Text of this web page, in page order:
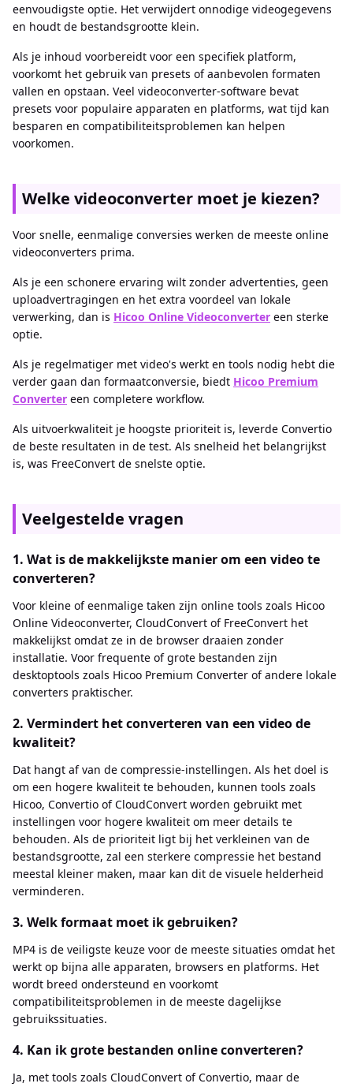
eenvoudigste optie. Het verwijdert onnodige videogegevens
en houdt de bestandsgrootte klein.
Als je inhoud voorbereidt voor een specifiek platform,
voorkomt het gebruik van presets of aanbevolen formaten
vallen en opstaan. Veel videoconverter-software bevat
presets voor populaire apparaten en platforms, wat tijd kan
besparen en compatibiliteitsproblemen kan helpen
voorkomen.
Welke videoconverter moet je kiezen?
Voor snelle, eenmalige conversies werken de meeste online
videoconverters prima.
Als je een schonere ervaring wilt zonder advertenties, geen
uploadvertragingen en het extra voordeel van lokale
verwerking, dan is Hicoo Online Videoconverter een sterke
optie.
Als je regelmatiger met video's werkt en tools nodig hebt die
verder gaan dan formaatconversie, biedt Hicoo Premium
Converter een completere workflow.
Als uitvoerkwaliteit je hoogste prioriteit is, leverde Convertio
de beste resultaten in de test. Als snelheid het belangrijkst
is, was FreeConvert de snelste optie.
Veelgestelde vragen
1. Wat is de makkelijkste manier om een video te
converteren?
Voor kleine of eenmalige taken zijn online tools zoals Hicoo
Online Videoconverter, CloudConvert of FreeConvert het
makkelijkst omdat ze in de browser draaien zonder
installatie. Voor frequente of grote bestanden zijn
desktoptools zoals Hicoo Premium Converter of andere lokale
converters praktischer.
2. Vermindert het converteren van een video de
kwaliteit?
Dat hangt af van de compressie-instellingen. Als het doel is
om een hogere kwaliteit te behouden, kunnen tools zoals
Hicoo, Convertio of CloudConvert worden gebruikt met
instellingen voor hogere kwaliteit om meer details te
behouden. Als de prioriteit ligt bij het verkleinen van de
bestandsgrootte, zal een sterkere compressie het bestand
meestal kleiner maken, maar kan dit de visuele helderheid
verminderen.
3. Welk formaat moet ik gebruiken?
MP4 is de veiligste keuze voor de meeste situaties omdat het
werkt op bijna alle apparaten, browsers en platforms. Het
wordt breed ondersteund en voorkomt
compatibiliteitsproblemen in de meeste dagelijkse
gebruikssituaties.
4. Kan ik grote bestanden online converteren?
Ja, met tools zoals CloudConvert of Convertio, maar de